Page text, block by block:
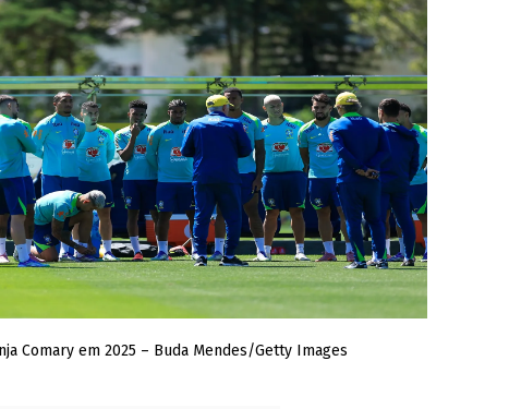
Comary em 2025 – Buda Mendes/Getty Images